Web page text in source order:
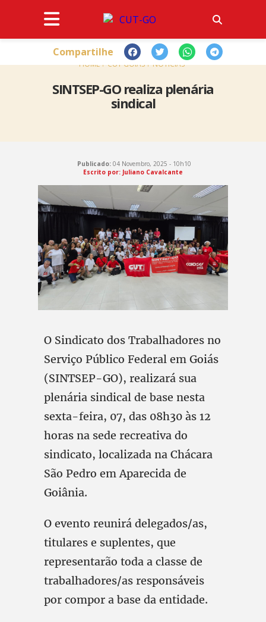
HOME CUT GOIÁS NOTÍCIAS
SINTSEP-GO realiza plenária
sindical
Compartilhe
Publicado:04 Novembro, 2025 - 10h10
Escrito por: Juliano Cavalcante
O Sindicato dos Trabalhadores no
Serviço Público Federal em Goiás
(SINTSEP-GO), realizará sua
plenária sindical de base nesta
sexta-feira, 07, das 08h30 às 12
horas na sede recreativa do
sindicato, localizada na Chácara
São Pedro em Aparecida de
Goiânia.
O evento reunirá delegados/as,
titulares e suplentes, que
representarão toda a classe de
trabalhadores/as responsáveis
por compor a base da entidade.